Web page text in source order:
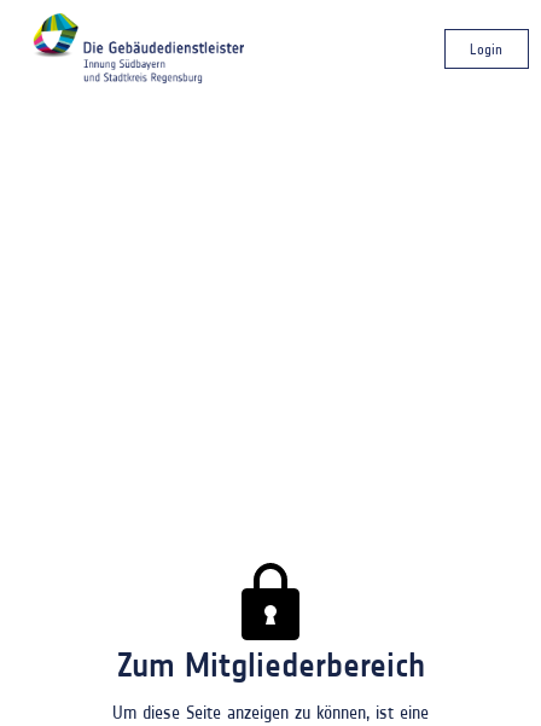
Login
Zum Mitgliederbereich
Um diese Seite anzeigen zu können, ist eine